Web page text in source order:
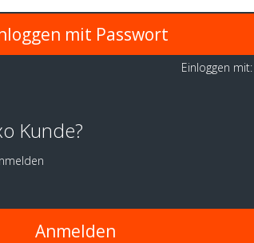
Einloggen
Kunde?
Anmelden